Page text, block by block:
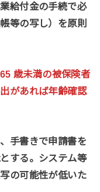
給付金の手続で必
等の写し）を原則
歳未満の被保険者
があれば年齢確認
手書きで申請書を
する。システム等
の可能性が低いた